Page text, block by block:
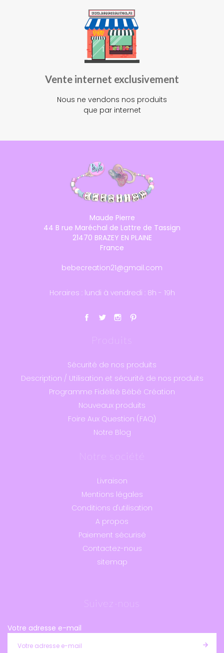
Vente internet exclusivement
Nous ne vendons nos produits
que par internet
Maude Pierre
44 B rue Maréchal de Lattre de Tassign
21470 BRAZEY EN PLAINE
France
bebecreation21@gmail.com
Horaires : lundi à vendredi : 8h - 19h
Produits
Sécurité de nos produits
Description / Utilisation et sécurité de nos produits
Programme Fidélité Bébé Création
Nouveaux produits
Foire Aux Question (FAQ)
Notre Blog
Notre société
Livraison
Mentions légales
Conditions d'utilisation
A propos
Paiement sécurisé
Contactez-nous
sitemap
Suivez-nous
Votre adresse e-mail